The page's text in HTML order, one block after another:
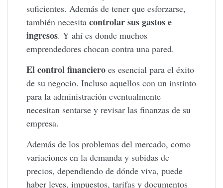
suficientes. Además de tener que esforzarse,
también necesitacontrolar sus gastos e
ingresos. Y ahí es donde muchos
emprendedores chocan contra una pared.
El control financiero es esencial para el éxito
de su negocio. Incluso aquellos con un instinto
para la administración eventualmente
necesitan sentarse y revisar las finanzas de su
empresa.
Además de los problemas del mercado, como
variaciones en la demanda y subidas de
precios, dependiendo de dónde viva, puede
haber leyes, impuestos, tarifas y documentos